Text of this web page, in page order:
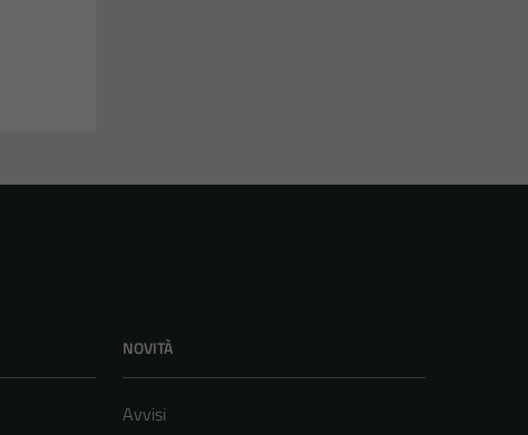
NOVITÀ
Avvisi